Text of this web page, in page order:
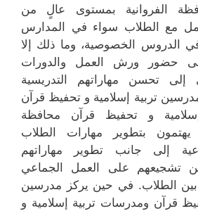
الفروانية بمستوى عالٍ من
مع الطلاب سواء في المدارس
في الدروس الخصوصية، وما ذلك إلا
حضور ورش العمل والدورات
إلى تحسن مهاراتهم التدريسية
تربية إسلامية و تحفيظ قرآن
و تحفيظ قرآن محافظة
يهتمون بتطوير مهارات الطلاب
إلى جانب تطوير مهاراتهم
عن تشجيعهم على العمل الجماعي
بين الطلاب. في حين يركز مدرسين
قرآن ومدرسات تربية إسلامية و